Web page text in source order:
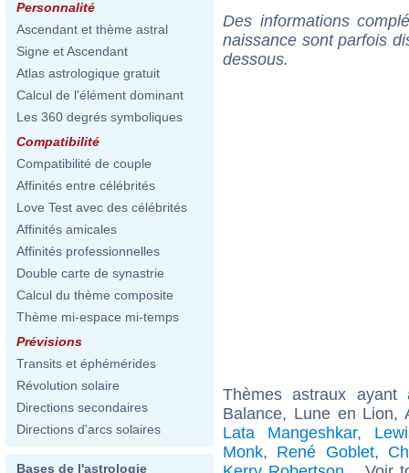
Personnalité
Ascendant et thème astral
Signe et Ascendant
Atlas astrologique gratuit
Calcul de l'élément dominant
Les 360 degrés symboliques
Compatibilité
Compatibilité de couple
Affinités entre célébrités
Love Test avec des célébrités
Affinités amicales
Affinités professionnelles
Double carte de synastrie
Calcul du thème composite
Thème mi-espace mi-temps
Prévisions
Transits et éphémérides
Révolution solaire
Directions secondaires
Directions d'arcs solaires
Bases de l'astrologie
Des informations
naissance sont parfois
dessous.
Thèmes astraux
Balance, Lune en
Lata Mangeshkar,
Monk, René Goblet,